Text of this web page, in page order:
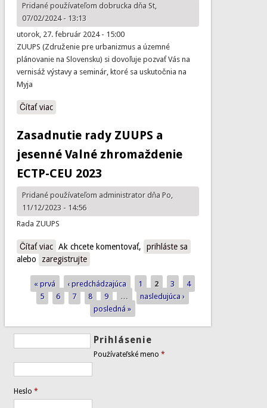
Pridané používateľom dobruckadňa St,
07/02/2024 - 13:13
utorok, 27. február 2024 - 15:00
ZUUPS (Združenie pre urbanizmus a územné
plánovanie na Slovensku) si dovoľuje pozvať Vás na
vernisáž výstavy a seminár, ktoré sa uskutočnia na
Myja
Čítať viaco Vernisáž výstavy Cena ZUUPS 2023 so seminárom -
Zasadnutie rady ZUUPS a
jesenné Valné zhromaždenie
ECTP-CEU 2023
Pridané používateľom administratordňa Po,
11/12/2023 - 14:56
Rada ZUUPS
Čítať viaco Zasadnutie rady ZUUPS a jesenné Valné zhromaždenie
ECTP-CEU 2023
Ak chcete komentovať,
prihláste sa
alebo
zaregistrujte
Stránky
« prvá ‹ predchádzajúca 1 2 3
4
5
6 7 8 9 …
nasledujúca ›
posledná »
Prihlásenie
Používateľské meno*
Heslo*